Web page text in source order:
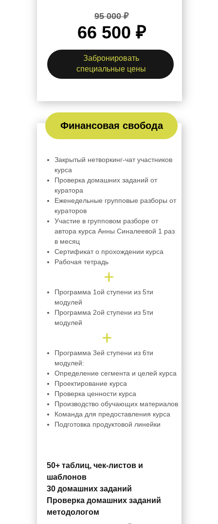
Забронировать
специальные цены
66 500 ₽
95 000 ₽
Финансовая свобода
Закрытый нетворкинг-чат участников
курса
Проверка домашних заданий от
куратора
Еженедельные групповые разборы от
кураторов
Участие в групповом разборе от
автора курса Анны Синалеевой 1 раз
в месяц
Сертификат о прохождении курса
Рабочая тетрадь
Программа 3ей ступени из 6ти
модулей:
Определение сегмента и целей курса
Проектирование курса
Проверка ценности курса
Производство обучающих материалов
Команда для предоставления курса
Подготовка продуктовой линейки
50+ таблиц, чек-листов и
шаблонов
30 домашних заданий
Проверка домашних заданий
методологом
Программа 1ой ступени из 5ти
модулей
Программа 2ой ступени из 5ти
модулей